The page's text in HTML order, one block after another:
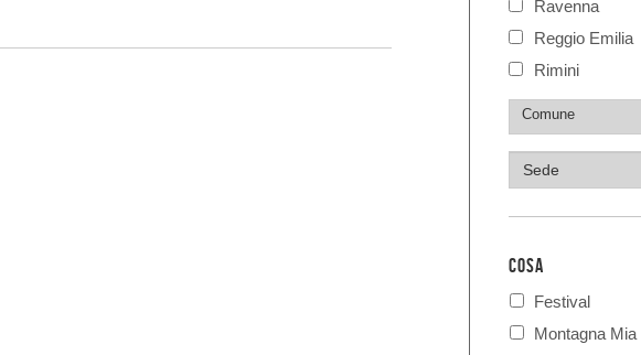
Ravenna
Reggio Emilia
Rimini
COSA
Festival
Montagna Mia